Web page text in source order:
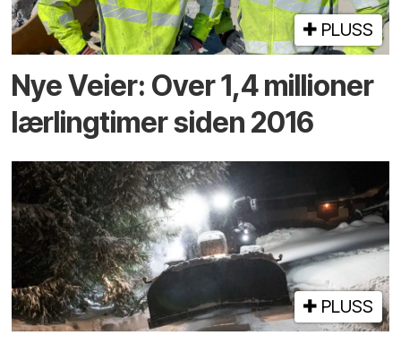
PLUSS
Nye Veier: Over 1,4 millioner
lærlingtimer siden 2016
PLUSS